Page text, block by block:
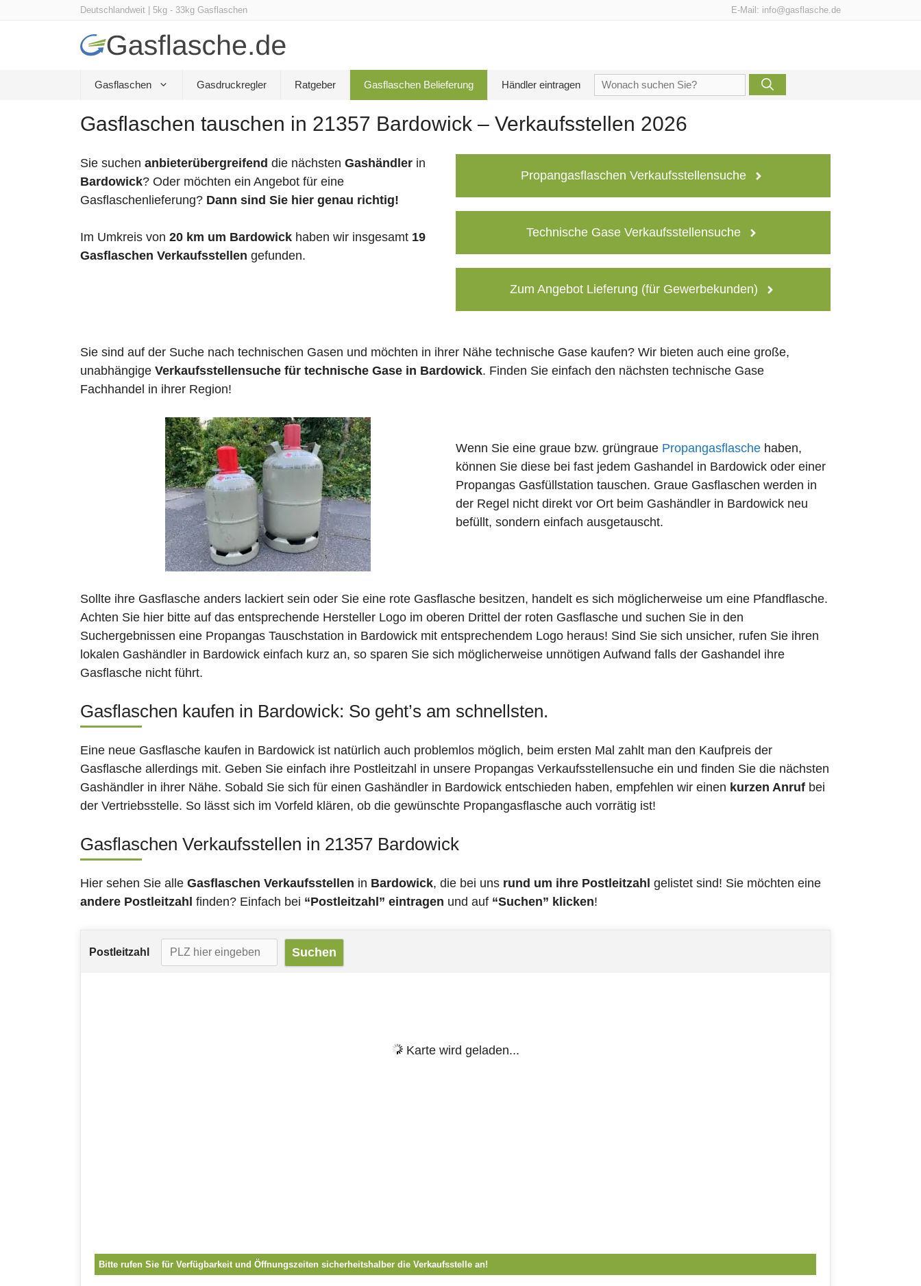
E-Mail: info@gasflasche.de
Deutschlandweit | 5kg - 33kg Gasflaschen
Gasflaschen Gasdruckregler Ratgeber Gasflaschen Belieferung Händler eintragen
Suche
Gasflaschen tauschen in 21357 Bardowick – Verkaufsstellen 2026
Sie suchen anbieterübergreifend die nächsten Gashändler in
Bardowick? Oder möchten ein Angebot für eine
Gasflaschenlieferung? Dann sind Sie hier genau richtig!
Im Umkreis von 20 km um Bardowick haben wir insgesamt 19
Gasflaschen Verkaufsstellen gefunden.
Propangasflaschen Verkaufsstellensuche
Technische Gase Verkaufsstellensuche
Zum Angebot Lieferung (für Gewerbekunden)
Sie sind auf der Suche nach technischen Gasen und möchten in ihrer Nähe technische Gase kaufen? Wir bieten auch eine große,
unabhängige Verkaufsstellensuche für technische Gase in Bardowick. Finden Sie einfach den nächsten technische Gase
Fachhandel in ihrer Region!
Wenn Sie eine graue bzw. grüngraue Propangasflaschehaben,
können Sie diese bei fast jedem Gashandel in Bardowick oder einer
Propangas Gasfüllstation tauschen. Graue Gasflaschen werden in
der Regel nicht direkt vor Ort beim Gashändler in Bardowick neu
befüllt, sondern einfach ausgetauscht.
Sollte ihre Gasflasche anders lackiert sein oder Sie eine rote Gasflasche besitzen, handelt es sich möglicherweise um eine Pfandflasche.
Achten Sie hier bitte auf das entsprechende Hersteller Logo im oberen Drittel der roten Gasflasche und suchen Sie in den
Suchergebnissen eine Propangas Tauschstation in Bardowick mit entsprechendem Logo heraus! Sind Sie sich unsicher, rufen Sie ihren
lokalen Gashändler in Bardowick einfach kurz an, so sparen Sie sich möglicherweise unnötigen Aufwand falls der Gashandel ihre
Gasflasche nicht führt.
Gasflaschen kaufen in Bardowick: So geht’s am schnellsten.
Eine neue Gasflasche kaufen in Bardowick ist natürlich auch problemlos möglich, beim ersten Mal zahlt man den Kaufpreis der
Gasflasche allerdings mit. Geben Sie einfach ihre Postleitzahl in unsere Propangas Verkaufsstellensuche ein und finden Sie die nächsten
Gashändler in ihrer Nähe. Sobald Sie sich für einen Gashändler in Bardowick entschieden haben, empfehlen wir einen kurzen Anruf bei
der Vertriebsstelle. So lässt sich im Vorfeld klären, ob die gewünschte Propangasflasche auch vorrätig ist!
Gasflaschen Verkaufsstellen in 21357 Bardowick
Hier sehen Sie alle Gasflaschen Verkaufsstellen in Bardowick, die bei uns rund um ihre Postleitzahl gelistet sind! Sie möchten eine
andere Postleitzahl finden? Einfach bei “Postleitzahl” eintragen und auf “Suchen” klicken!
Postleitzahl
Karte wird geladen...
Bitte rufen Sie für Verfügbarkeit und Öffnungszeiten sicherheitshalber die Verkaufsstelle an!